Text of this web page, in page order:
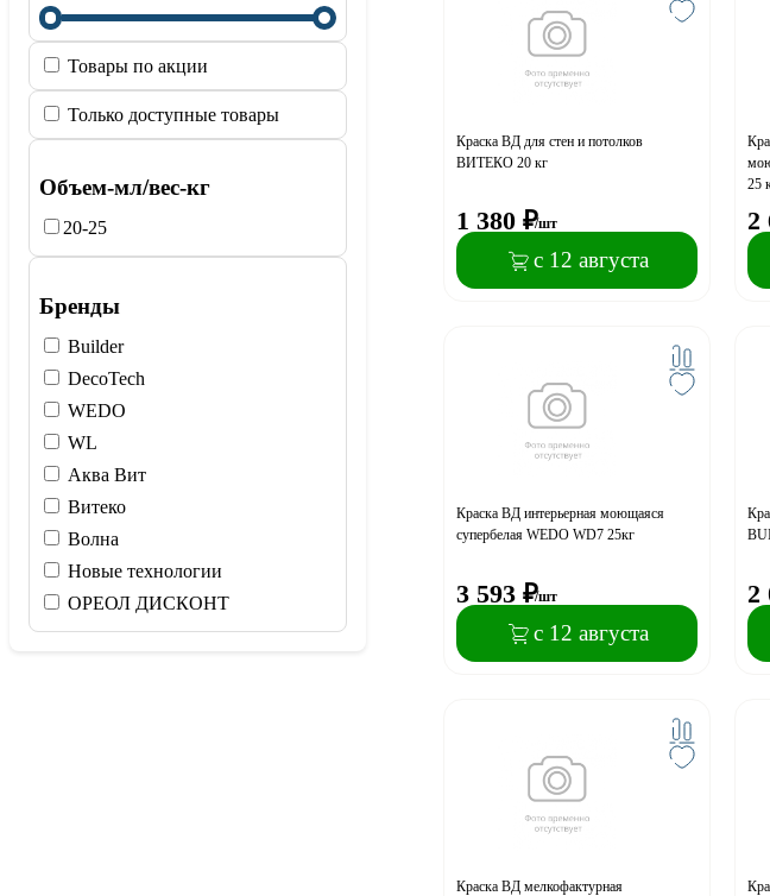
Товары по акции
Только доступные товары
Объем-мл/вес-кг
20-25
Бренды
Builder
DecoTech
WEDO
WL
Аква Вит
Витеко
Волна
Новые технологии
ОРЕОЛ ДИСКОНТ
Краска ВД для стен и потолков
ВИТЕКО 20 кг
1 380 ₽/шт
с 12 августа
25
2
Краска ВД интерьерная моющаяся
супербелая WEDO WD7 25кг
3 593 ₽/шт
с 12 августа
2
Краска ВД мелкофактурная